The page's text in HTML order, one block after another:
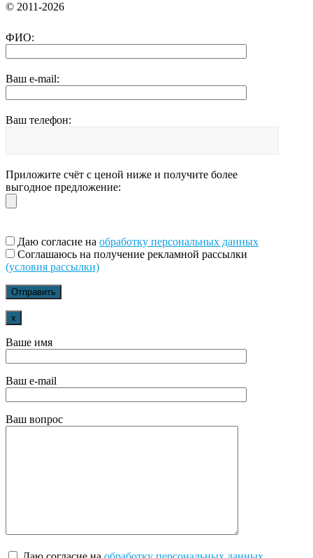
© 2011-2026
ФИО:
Ваш e-mail:
Ваш телефон:
Приложите счёт с ценой ниже и получите более
выгодное предложение:
Даю согласие на обработку персональных данных
Соглашаюсь на получение рекламной рассылки
(условия рассылки)
x
Ваше имя
Ваш e-mail
Ваш вопрос